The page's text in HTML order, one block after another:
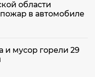
области
в автомобиле
и мусор горели 29